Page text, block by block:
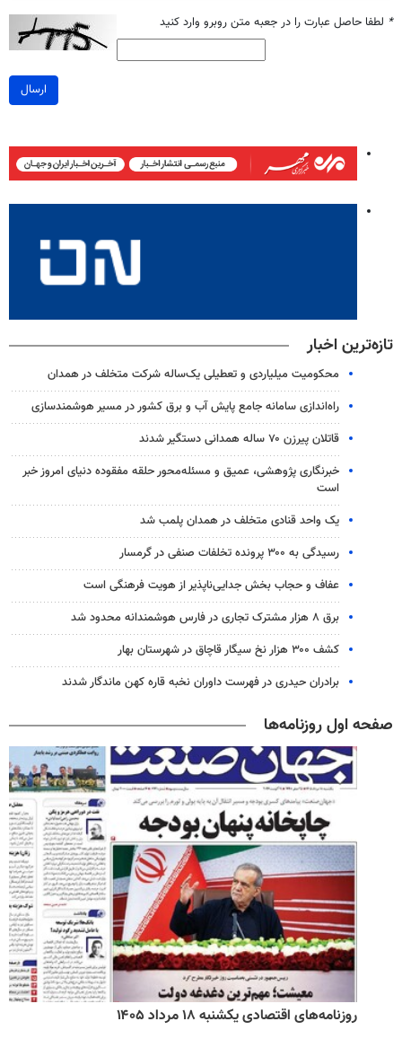
* لطفا حاصل عبارت را در جعبه متن روبرو وارد کنید
ارسال
تازه‌ترین اخبار
محکومیت میلیاردی و تعطیلی یک‌ساله شرکت متخلف در همدان
راه‌اندازی سامانه جامع پایش آب و برق کشور در مسیر هوشمندسازی
قاتلان پیرزن ۷۰ ساله همدانی دستگیر شدند
خبرنگاری پژوهشی، عمیق و مسئله‌محور حلقه مفقوده دنیای امروز خبر
است
یک واحد قنادی متخلف در همدان پلمب شد
رسیدگی به ۳۰۰ پرونده تخلفات صنفی در گرمسار
عفاف و حجاب بخش جدایی‌ناپذیر از هویت فرهنگی است
برق ۸ هزار مشترک تجاری در فارس هوشمندانه محدود شد
کشف ۳۰۰ هزار نخ سیگار قاچاق در شهرستان بهار
برادران حیدری در فهرست داوران نخبه قاره کهن ماندگار شدند
صفحه اول روزنامه‌ها
روزنامه‌های اقتصادی یکشنبه ۱۸ مرداد ۱۴۰۵